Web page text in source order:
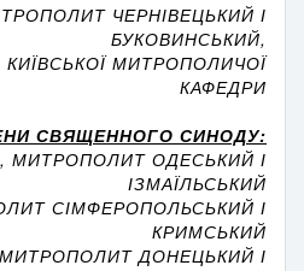
ЧЕРНІВЕЦЬКИЙ І
БУКОВИНСЬКИЙ,
МИТРОПОЛИЧОЇ
КАФЕДРИ
СВЯЩЕННОГО СИНОДУ:
, МИТРОПОЛИТ ОДЕСЬКИЙ І
ІЗМАЇЛЬСЬКИЙ
СІМФЕРОПОЛЬСЬКИЙ І
КРИМСЬКИЙ
ДОНЕЦЬКИЙ І